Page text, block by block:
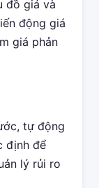
đồ giá và
động giá
giá phản
tự động
định để
lý rủi ro